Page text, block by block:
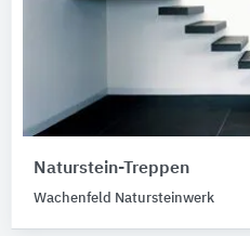
Naturstein-Treppen
Wachenfeld Natursteinwerk